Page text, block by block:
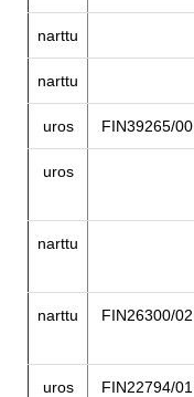
narttu
narttu
uros FIN39265/00
uros
narttu
narttu FIN26300/02
uros FIN22794/01